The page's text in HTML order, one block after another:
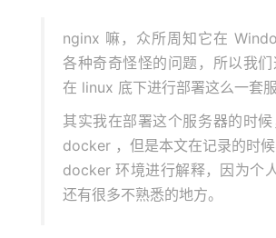
nginx 嘛，众所周知它在
各种奇奇怪怪的问题，所以我
在 linux 底下进行部署这么一套服
其实我在部署这个服务器的时
docker ，但是本文在记录的时
docker 环境进行解释，因为个
还有很多不熟悉的地方。